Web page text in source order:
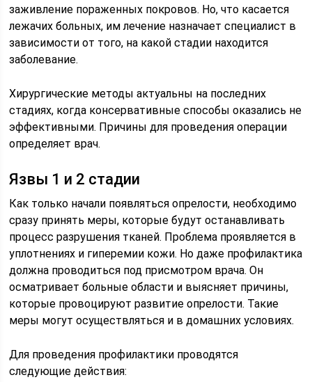
заживление пораженных покровов. Но, что касается
лежачих больных, им лечение назначает специалист в
зависимости от того, на какой стадии находится
заболевание.
Хирургические методы актуальны на последних
стадиях, когда консервативные способы оказались не
эффективными. Причины для проведения операции
определяет врач.
Язвы 1 и 2 стадии
Как только начали появляться опрелости, необходимо
сразу принять меры, которые будут останавливать
процесс разрушения тканей. Проблема проявляется в
уплотнениях и гиперемии кожи. Но даже профилактика
должна проводиться под присмотром врача. Он
осматривает больные области и выясняет причины,
которые провоцируют развитие опрелости. Такие
меры могут осуществляться и в домашних условиях.
Для проведения профилактики проводятся
следующие действия: